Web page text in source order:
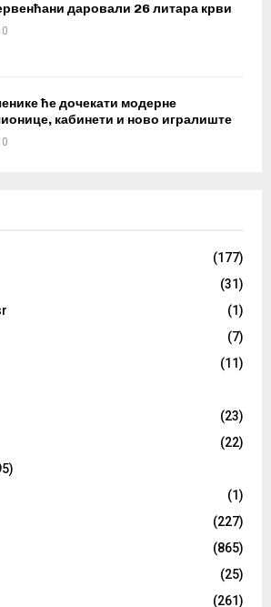
даровали 26 литара крви
0
ће дочекати модерне
кабинети и ново игралиште
0
(177)
(31)
(1)
(7)
(11)
(23)
(22)
(1)
(227)
(865)
(25)
(261)